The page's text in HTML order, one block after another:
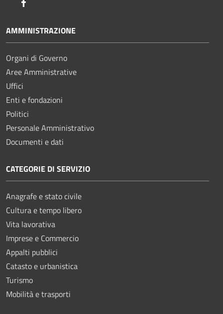
AMMINISTRAZIONE
Organi di Governo
Aree Amministrative
Uffici
Enti e fondazioni
Politici
Personale Amministrativo
Documenti e dati
CATEGORIE DI SERVIZIO
Anagrafe e stato civile
Cultura e tempo libero
Vita lavorativa
Imprese e Commercio
Appalti pubblici
Catasto e urbanistica
Turismo
Mobilità e trasporti